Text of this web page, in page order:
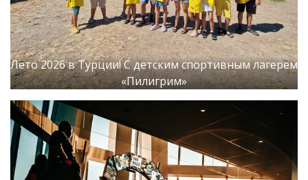
Лето 2026 в Турции! С детским спортивным лагерем
«Пилигрим»